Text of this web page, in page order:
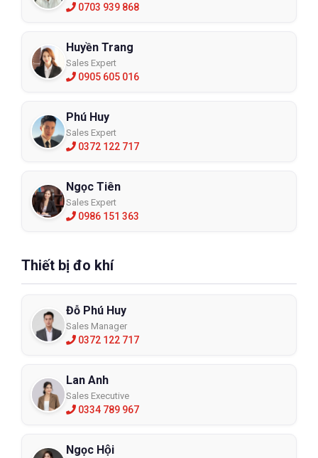
0703 939 868
Huyền Trang
Sales Expert
0905 605 016
Phú Huy
Sales Expert
0372 122 717
Ngọc Tiên
Sales Expert
0986 151 363
Thiết bị đo khí
Đỗ Phú Huy
Sales Manager
0372 122 717
Lan Anh
Sales Executive
0334 789 967
Ngọc Hội